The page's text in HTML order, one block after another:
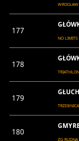
WROCŁAW
177
NO LIMITS
178
179
TRZEBNICA
180
ZG